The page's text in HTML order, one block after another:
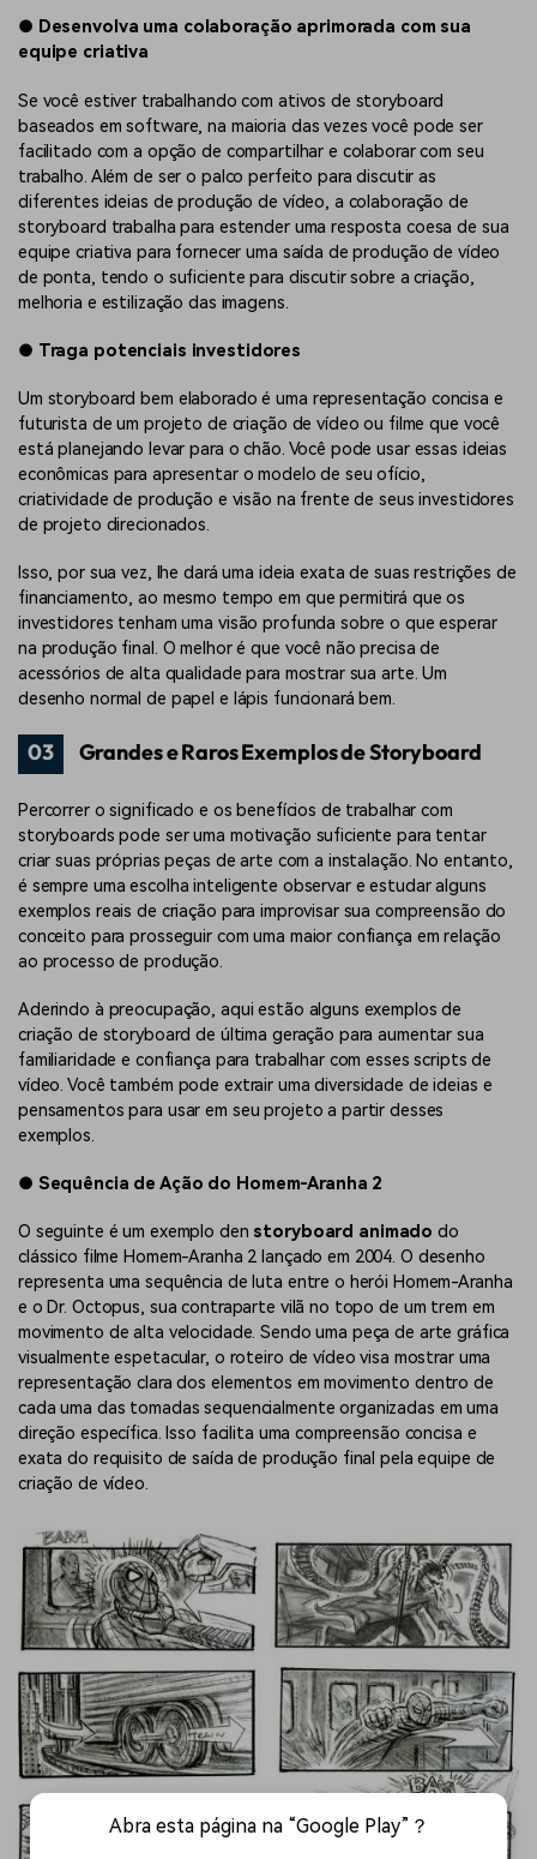
● Desenvolva uma colaboração aprimorada com sua
equipe criativa
Se você estiver trabalhando com ativos de storyboard
baseados em software, na maioria das vezes você pode ser
facilitado com a opção de compartilhar e colaborar com seu
trabalho. Além de ser o palco perfeito para discutir as
diferentes ideias de produção de vídeo, a colaboração de
storyboard trabalha para estender uma resposta coesa de sua
equipe criativa para fornecer uma saída de produção de vídeo
de ponta, tendo o suficiente para discutir sobre a criação,
melhoria e estilização das imagens.
● Traga potenciais investidores
Um storyboard bem elaborado é uma representação concisa e
futurista de um projeto de criação de vídeo ou filme que você
está planejando levar para o chão. Você pode usar essas ideias
econômicas para apresentar o modelo de seu ofício,
criatividade de produção e visão na frente de seus investidores
de projeto direcionados.
Isso, por sua vez, lhe dará uma ideia exata de suas restrições de
financiamento, ao mesmo tempo em que permitirá que os
investidores tenham uma visão profunda sobre o que esperar
na produção final. O melhor é que você não precisa de
acessórios de alta qualidade para mostrar sua arte. Um
desenho normal de papel e lápis funcionará bem.
03 Grandes e Raros Exemplos de Storyboard
Percorrer o significado e os benefícios de trabalhar com
storyboards pode ser uma motivação suficiente para tentar
criar suas próprias peças de arte com a instalação. No entanto,
é sempre uma escolha inteligente observar e estudar alguns
exemplos reais de criação para improvisar sua compreensão do
conceito para prosseguir com uma maior confiança em relação
ao processo de produção.
Aderindo à preocupação, aqui estão alguns exemplos de
criação de storyboard de última geração para aumentar sua
familiaridade e confiança para trabalhar com esses scripts de
vídeo. Você também pode extrair uma diversidade de ideias e
pensamentos para usar em seu projeto a partir desses
exemplos.
● Sequência de Ação do Homem-Aranha 2
O seguinte é um exemplo den storyboard animado do
clássico filme Homem-Aranha 2 lançado em 2004. O desenho
representa uma sequência de luta entre o herói Homem-Aranha
e o Dr. Octopus, sua contraparte vilã no topo de um trem em
movimento de alta velocidade. Sendo uma peça de arte gráfica
visualmente espetacular, o roteiro de vídeo visa mostrar uma
representação clara dos elementos em movimento dentro de
cada uma das tomadas sequencialmente organizadas em uma
direção específica. Isso facilita uma compreensão concisa e
exata do requisito de saída de produção final pela equipe de
criação de vídeo.
Abra esta página na “Google Play”？